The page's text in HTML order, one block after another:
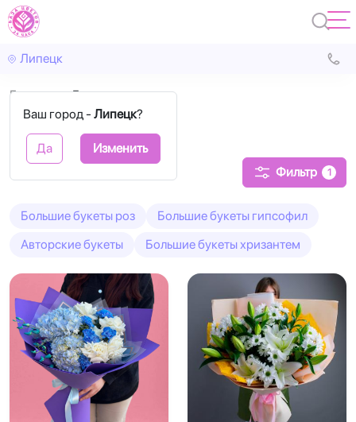
Липецк
Ваш город - Липецк?
Да Изменить
Главная Букет-гигант
Букет-гигант
Фильтр 1
Большие букеты роз
Большие букеты гипсофил
Авторские букеты
Большие букеты хризантем